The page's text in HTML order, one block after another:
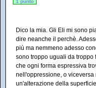
1 punto
Dico la mia. Gli Eli mi sono
dire neanche il perchè.
più ma nemmeno adesso
sono troppo uguali da troppo
che ogni forma espressiva
nell'oppressione, o
un'alterazione della